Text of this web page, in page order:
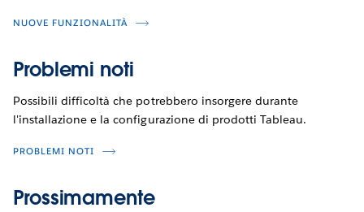
NUOVE FUNZIONALITÀ
Problemi noti
Possibili difficoltà che potrebbero insorgere durante
l'installazione e la configurazione di prodotti Tableau.
PROBLEMI NOTI
Prossimamente